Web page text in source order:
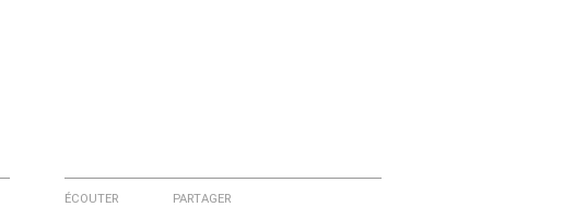
ÉCOUTER PARTAGER